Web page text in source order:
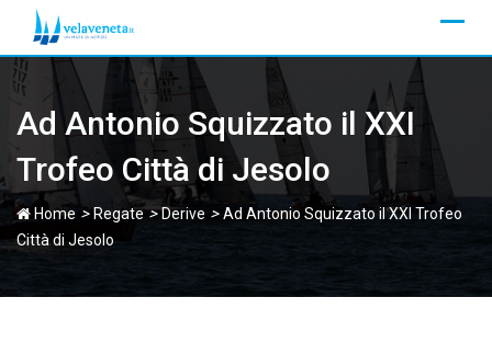
content
Ad Antonio Squizzato il XXI
Trofeo Città di Jesolo
Home > Regate>Derive >Ad Antonio Squizzato il XXI Trofeo
Città di Jesolo